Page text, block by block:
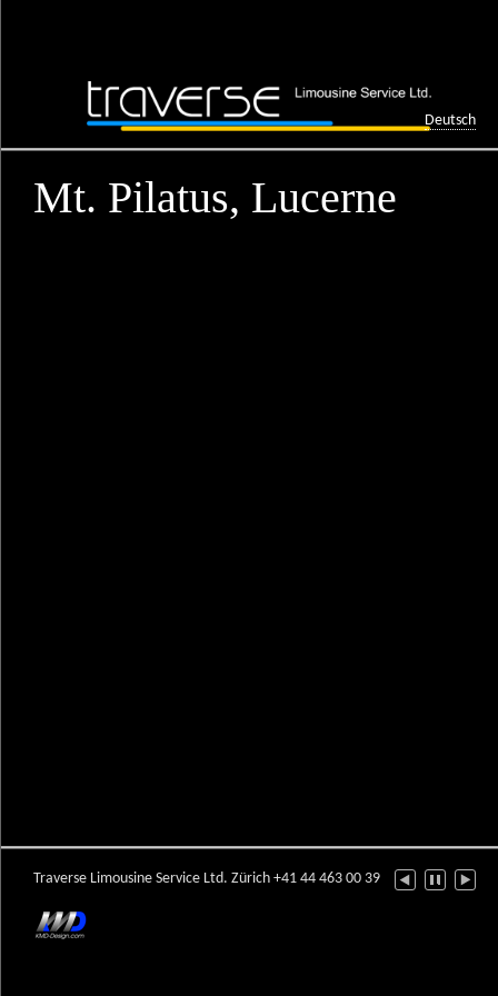
Deutsch
Mt. Pilatus, Lucerne
Traverse Limousine Service Ltd. Zürich +41 44 463 00 39